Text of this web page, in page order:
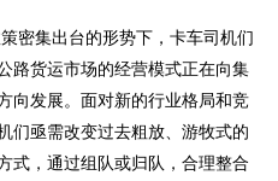
密集出台的形势下，卡车司机们
路货运市场的经营模式正在向集
向发展。面对新的行业格局和竞
们亟需改变过去粗放、游牧式的
式，通过组队或归队，合理整合